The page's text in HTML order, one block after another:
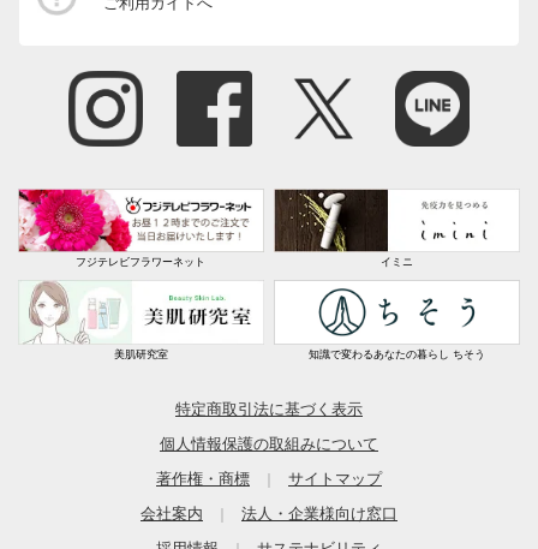
フジテレビフラワーネット イミニ
美肌研究室 知識で変わるあなたの暮らし ちそう
特定商取引法に基づく表示
個人情報保護の取組みについて
著作権・商標
｜
サイトマップ
会社案内
｜
法人・企業様向け窓口